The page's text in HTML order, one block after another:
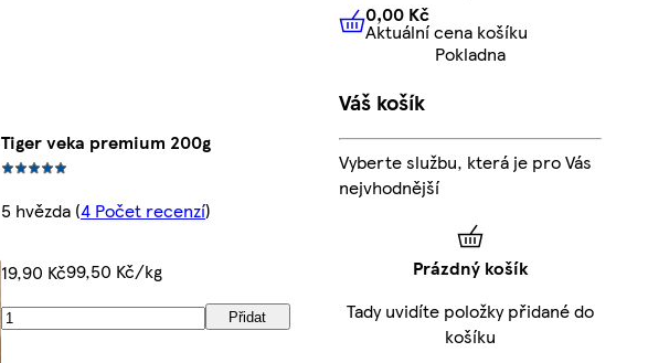
Tiger veka premium 200g
5 hvězda (4 Počet recenzí)
19,90 Kč99,50 Kč/kg
Přidat
0,00 KčAktuální cena košíku
0,00 Kč
Aktuální cena košíku
Pokladna
Váš košík
Vyberte službu, která je pro Vás
nejvhodnější
Prázdný košík
Tady uvidíte položky přidané do
košíku